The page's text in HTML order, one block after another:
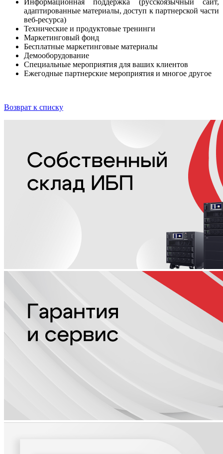
Информационная поддержка (русскоязычный сайт,
адаптированные материалы, доступ к партнерской части
веб-ресурса)
Технические и продуктовые тренинги
Маркетинговый фонд
Бесплатные маркетинговые материалы
Демооборудование
Специальные мероприятия для ваших клиентов
Ежегодные партнерские мероприятия и многое другое
Возврат к списку